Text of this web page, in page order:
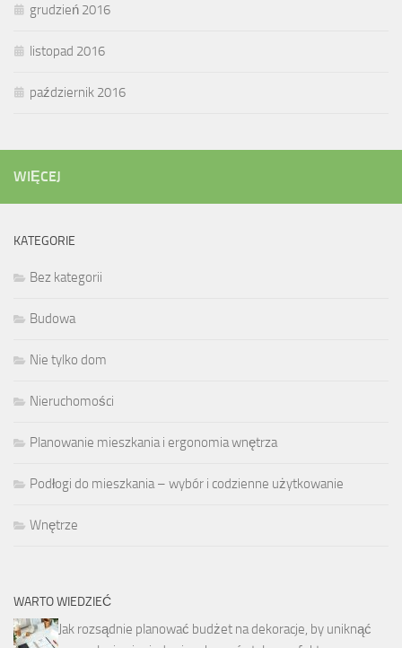
grudzień 2016
listopad 2016
październik 2016
WIĘCEJ
KATEGORIE
Bez kategorii
Budowa
Nie tylko dom
Nieruchomości
Planowanie mieszkania i ergonomia wnętrza
Podłogi do mieszkania – wybór i codzienne użytkowanie
Wnętrze
WARTO WIEDZIEĆ
Jak rozsądnie planować budżet na dekoracje, by uniknąć